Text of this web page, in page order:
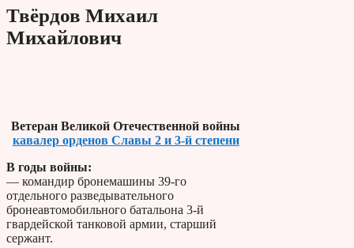
Твёрдов Михаил
Михайлович
Ветеран Великой Отечественной войны
кавалер орденов Славы 2 и 3-й степени
В годы войны:
— командир бронемашины 39-го
отдельного разведывательного
бронеавтомобильного батальона 3-й
гвардейской танковой армии, старший
сержант.